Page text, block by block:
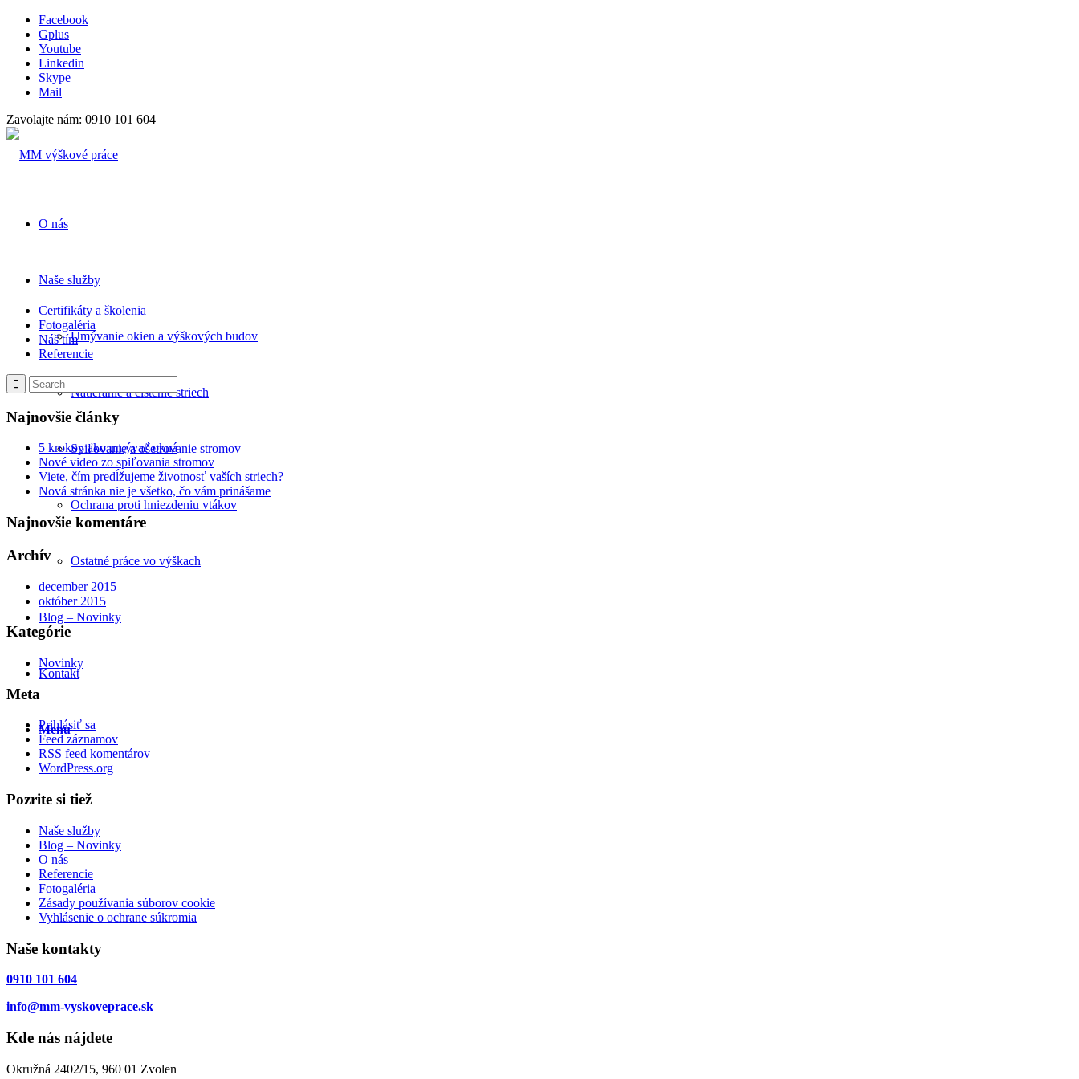
Facebook
Gplus
Youtube
Linkedin
Skype
Mail
Zavolajte nám: 0910 101 604
O nás
Naše služby
Umývanie okien a výškových budov
Natieranie a čistenie striech
Spiľovanie a ošetrovanie stromov
Ochrana proti hniezdeniu vtákov
Ostatné práce vo výškach
Blog – Novinky
Kontakt
Menu
Certifikáty a školenia
Fotogaléria
Náš tím
Referencie
Najnovšie články
5 krokov ako umývať okná
Nové video zo spiľovania stromov
Viete, čím predĺžujeme životnosť vaších striech?
Nová stránka nie je všetko, čo vám prinášame
Najnovšie komentáre
Archív
december 2015
október 2015
Kategórie
Novinky
Meta
Prihlásiť sa
Feed záznamov
RSS feed komentárov
WordPress.org
Pozrite si tiež
Naše služby
Blog – Novinky
O nás
Referencie
Fotogaléria
Zásady používania súborov cookie
Vyhlásenie o ochrane súkromia
Naše kontakty
0910 101 604
info@mm-vyskoveprace.sk
Kde nás nájdete
Okružná 2402/15, 960 01 Zvolen